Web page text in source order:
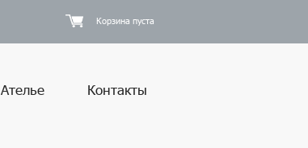
Корзина пуста
Ателье Контакты